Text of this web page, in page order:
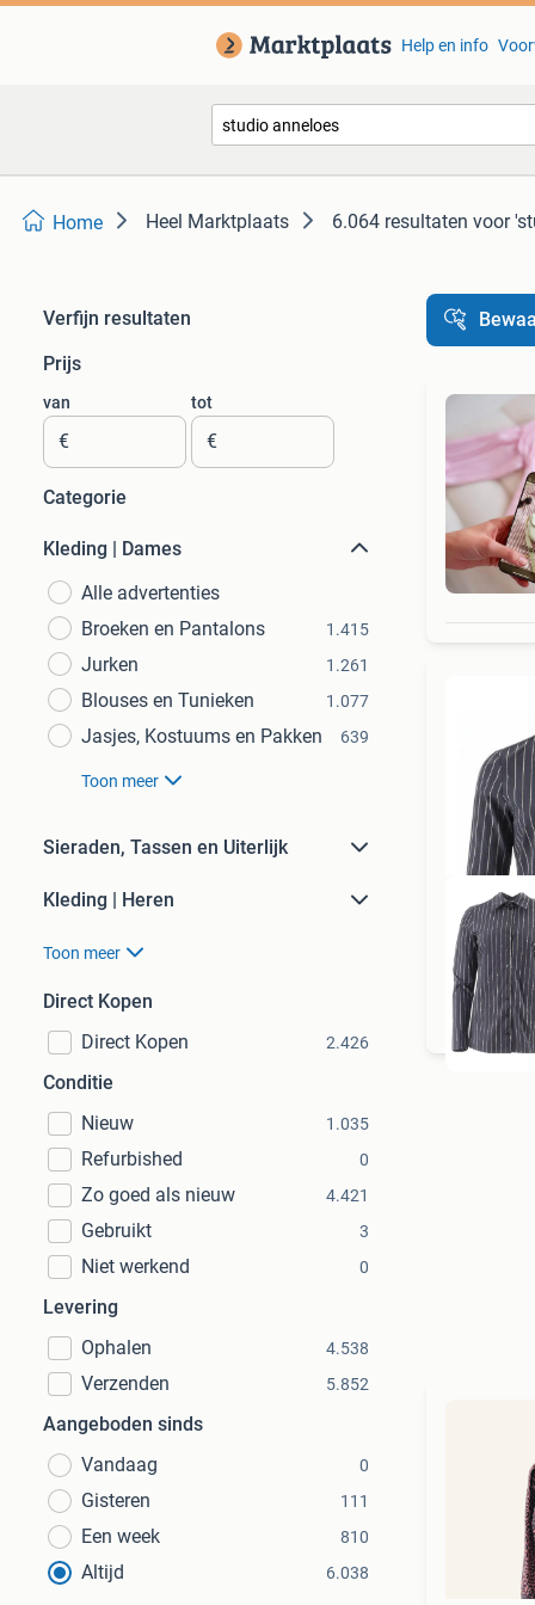
Help en info
Home Heel Marktplaats 6.064 resultaten voor
Verfijn resultaten
Prijs
van
€
tot
€
Categorie
Kleding | Dames
Alle advertenties
Broeken en Pantalons
1.415
Jurken 1.261
Blouses en Tunieken 1.077
Jasjes, Kostuums en Pakken 639
Toon meer
Sieraden, Tassen en Uiterlijk
Kleding | Heren
Toon meer
Direct Kopen
Direct Kopen
2.426
Conditie
Nieuw
1.035
Refurbished 0
Zo goed als nieuw 4.421
Gebruikt 3
Niet werkend 0
Levering
Ophalen
4.538
Verzenden 5.852
Aangeboden sinds
Vandaag
0
Gisteren 111
Een week 810
Altijd 6.038